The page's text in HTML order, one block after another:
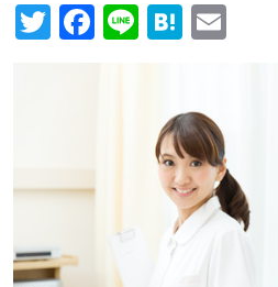
TwitterFacebook
LineHatena